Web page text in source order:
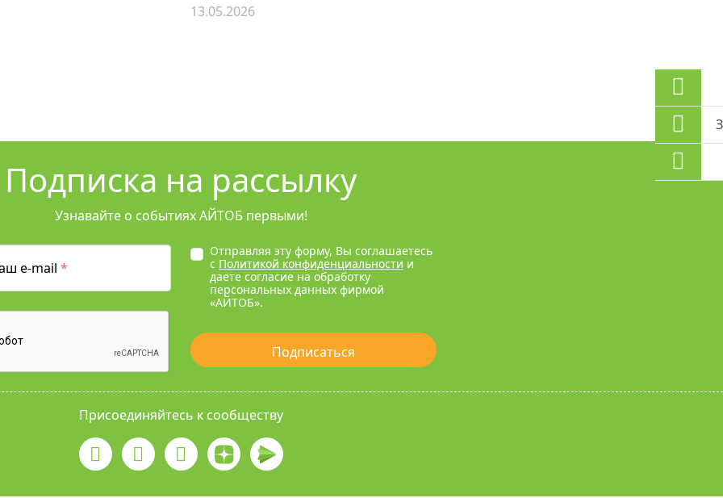
13.05.2026
Подписка на рассылку
Узнавайте о событиях АЙТОБ первыми!
e-mail *
Отправляя эту форму, Вы соглашаетесь
с Политикой конфиденциальности и
даете согласие на обработку
персональных данных фирмой
«АЙТОБ».
Подписаться
Присоединяйтесь к сообществу